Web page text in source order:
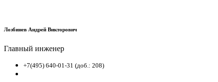
Лозбинев Андрей Викторович
Главный инженер
+7(495) 640-01-31 (доб.: 208)